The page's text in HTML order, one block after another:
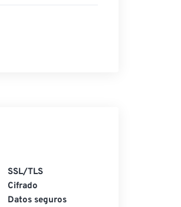
SSL/TLS
Cifrado
Datos seguros